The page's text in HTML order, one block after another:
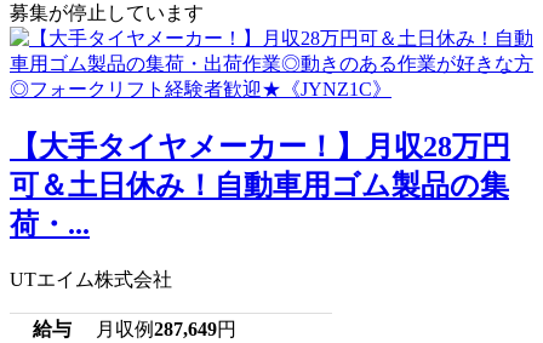
募集が停止しています
【大手タイヤメーカー！】月収28万円
可＆土日休み！自動車用ゴム製品の集
荷・...
UTエイム株式会社
給与 月収例287,649円